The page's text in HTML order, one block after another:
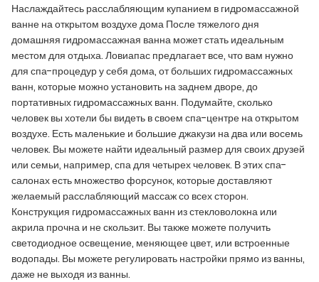
Наслаждайтесь расслабляющим купанием в гидромассажной
ванне на открытом воздухе дома После тяжелого дня
домашняя гидромассажная ванна может стать идеальным
местом для отдыха. Ловиапас предлагает все, что вам нужно
для спа-процедур у себя дома, от больших гидромассажных
ванн, которые можно установить на заднем дворе, до
портативных гидромассажных ванн. Подумайте, сколько
человек вы хотели бы видеть в своем спа-центре на открытом
воздухе. Есть маленькие и большие джакузи на два или восемь
человек. Вы можете найти идеальный размер для своих друзей
или семьи, например, спа для четырех человек. В этих спа-
салонах есть множество форсунок, которые доставляют
желаемый расслабляющий массаж со всех сторон.
Конструкция гидромассажных ванн из стекловолокна или
акрила прочна и не скользит. Вы также можете получить
светодиодное освещение, меняющее цвет, или встроенные
водопады. Вы можете регулировать настройки прямо из ванны,
даже не выходя из ванны.